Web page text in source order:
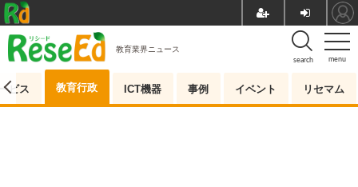
menu
search
教育業界ニュース
ビス 教育行政 ICT機器 事例 イベント リセマム